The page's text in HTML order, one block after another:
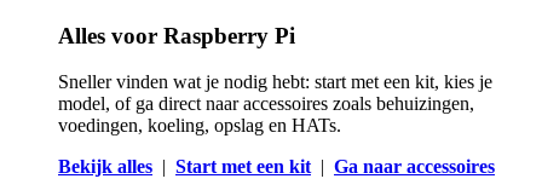
Alles voor Raspberry Pi
Sneller vinden wat je nodig hebt: start met een kit, kies je
model, of ga direct naar accessoires zoals behuizingen,
voedingen, koeling, opslag en HATs.
Bekijk alles | Start met een kit| Ga naar accessoires